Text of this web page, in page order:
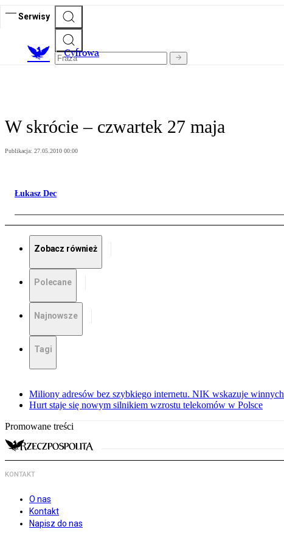
Serwisy
Cyfrowa
W skrócie – czwartek 27 maja
Publikacja: 27.05.2010 00:00
Łukasz Dec
Zobacz również
Polecane
Najnowsze
Tagi
Miliony adresów bez szybkiego internetu. NIK wskazuje winnych
Hurt staje się nowym silnikiem wzrostu telekomów w Polsce
Promowane treści
KONTAKT
O nas
Kontakt
Napisz do nas